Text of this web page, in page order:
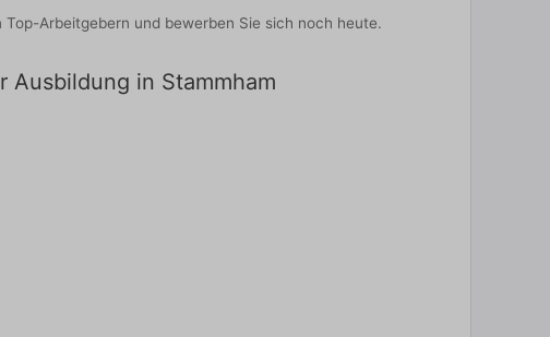
Arbeitgebern und bewerben Sie sich noch heute.
in Stammham